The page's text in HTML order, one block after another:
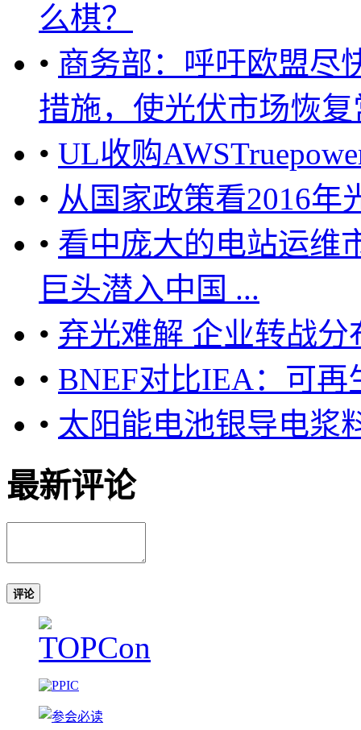
么棋？
• 商务部：呼吁欧盟尽
措施，使光伏市场恢复
• UL收购
• 从国家政策看2016年
• 看中庞大的电站运维
巨头潜入中国 ...
• 弃光难解 企业转战分
• BNEF对比IEA：可
• 太阳能电池银导电浆
最新评论
评论